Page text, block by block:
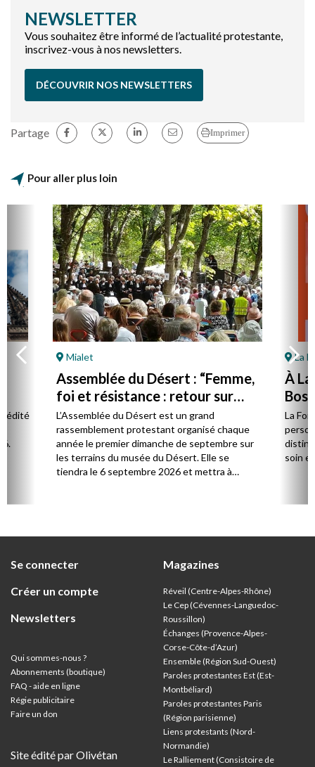
NEWSLETTER
Vous souhaitez être informé de l’actualité protestante,
inscrivez-vous à nos newsletters.
DÉCOUVRIR NOS NEWSLETTERS
Partage Imprimer
Pour aller plus loin
édité
Mialet
Assemblée du Désert : “Femme,
foi et résistance : retour sur
Marie Durand”
L’Assemblée du Désert est un grand
rassemblement protestant organisé chaque
année le premier dimanche de septembre sur
les terrains du musée du Désert. Elle se
tiendra le 6 septembre 2026 et mettra à
La
À
par
La
soin
Se connecter
Créer un compte
Newsletters
Qui sommes-nous ?
Abonnements (boutique)
FAQ - aide en ligne
Régie publicitaire
Faire un don
Site édité par Olivétan
Magazines
Réveil (Centre-Alpes-Rhône)
Le Cep (Cévennes-Languedoc-
Roussillon)
Échanges (Provence-Alpes-
Corse-Côte-d’Azur)
Ensemble (Région Sud-Ouest)
Paroles protestantes Est (Est-
Montbéliard)
Paroles protestantes Paris
(Région parisienne)
Liens protestants (Nord-
Normandie)
Le Ralliement (Consistoire de